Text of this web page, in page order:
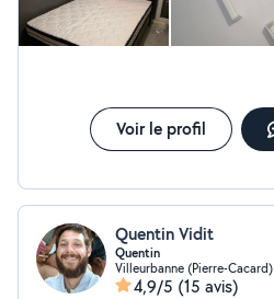
Voir le profil
Quentin Vidit
Quentin
Villeurbanne (Pierre-Cacard)
4,9/5 (15 avis)